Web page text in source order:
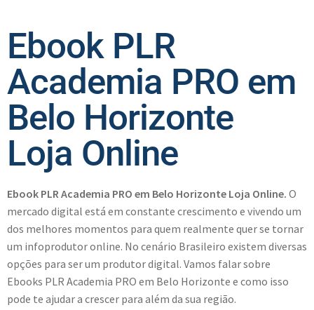
Ebook PLR
Academia PRO em
Belo Horizonte
Loja Online
Ebook PLR Academia PRO em Belo Horizonte Loja Online. O
mercado digital está em constante crescimento e vivendo um
dos melhores momentos para quem realmente quer se tornar
um infoprodutor online. No cenário Brasileiro existem diversas
opções para ser um produtor digital. Vamos falar sobre
Ebooks PLR Academia PRO em Belo Horizonte e como isso
pode te ajudar a crescer para além da sua região.